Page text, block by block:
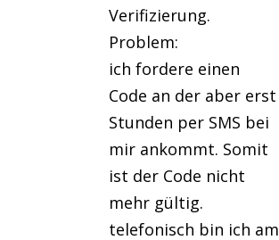
Verifizierung.
Problem:
ich fordere einen
Code an der aber erst
Stunden per SMS bei
mir ankommt. Somit
ist der Code nicht
mehr gültig.
telefonisch bin ich am